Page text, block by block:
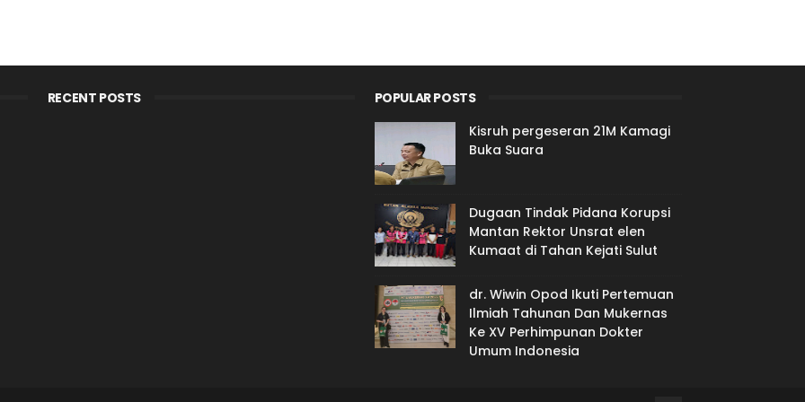
RECENT POSTS
POPULAR POSTS
Kisruh pergeseran 21M Kamagi
Buka Suara
Dugaan Tindak Pidana Korupsi
Mantan Rektor Unsrat elen
Kumaat di Tahan Kejati Sulut
dr. Wiwin Opod Ikuti Pertemuan
Ilmiah Tahunan Dan Mukernas
Ke XV Perhimpunan Dokter
Umum Indonesia